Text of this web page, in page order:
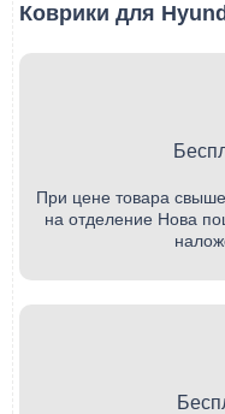
Коврики для
При цене товара
на отделение Нова